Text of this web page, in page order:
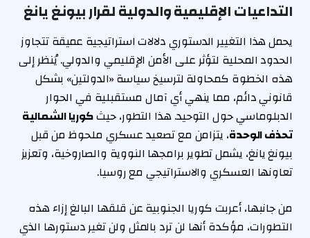
التداعيات الإقليمية والدولية لقرار بيونغ يانغ
يحمل هذا التغيير الدستوري دلالات استراتيجية عميقة تتجاوز
الحدود المحلية لتؤثر على الأمن الإقليمي والدولي. يُنظر إلى
هذه الخطوة كمحاولة لترسيخ سياسة «الدولتين» بشكل
قانوني دائم، مما ينهي أي آمال مستقبلية في الحوار
الدبلوماسي حول التوحيد. هذا التطور، حيثكوريا الشمالية
تحذف الوحدة، يتزامن مع تصعيد عسكري ملحوظ من قبل
بيونغ يانغ، يشمل تطوير برامجها النووية والصاروخية، وتعزيز
تعاونها العسكري والاستراتيجي مع روسيا.
من جانبها، أعربت كوريا الجنوبية عن قلقها البالغ إزاء هذه
التطورات، مؤكدة أنها لن ترد بالمثل ولن تغير دستورها الذي